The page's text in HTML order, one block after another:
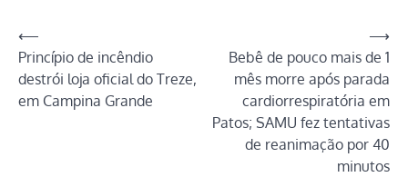
Navegação
de
Post
⟵
Princípio de incêndio
destrói loja oficial do Treze,
em Campina Grande
Bebê de pouco mais de 1
mês morre após parada
cardiorrespiratória em
Patos; SAMU fez tentativas
de reanimação por 40
minutos
⟶